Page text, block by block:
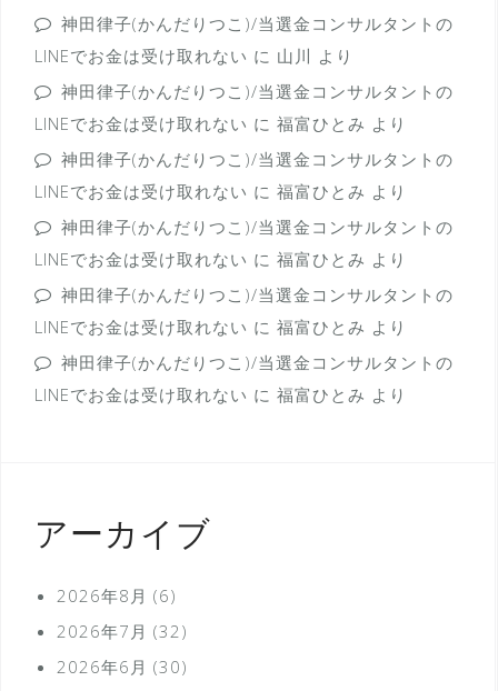
神田律子(かんだりつこ)/当選金コンサルタントの
LINEでお金は受け取れない に 山川 より
神田律子(かんだりつこ)/当選金コンサルタントの
LINEでお金は受け取れない に 福富ひとみ より
神田律子(かんだりつこ)/当選金コンサルタントの
LINEでお金は受け取れない に 福富ひとみ より
神田律子(かんだりつこ)/当選金コンサルタントの
LINEでお金は受け取れない に 福富ひとみ より
神田律子(かんだりつこ)/当選金コンサルタントの
LINEでお金は受け取れない に 福富ひとみ より
神田律子(かんだりつこ)/当選金コンサルタントの
LINEでお金は受け取れない に 福富ひとみ より
アーカイブ
2026年8月 (6)
2026年7月 (32)
2026年6月 (30)